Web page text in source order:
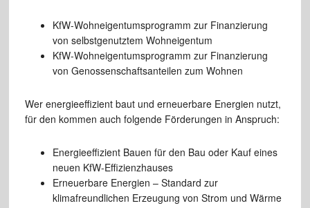
KfW-Wohneigentumsprogramm zur Finanzierung
von selbstgenutztem Wohneigentum
KfW-Wohneigentumsprogramm zur Finanzierung
von Genossenschaftsanteilen zum Wohnen
Wer energieeffizient baut und erneuerbare Energien nutzt,
für den kommen auch folgende Förderungen in Anspruch:
Energieeffizient Bauen für den Bau oder Kauf eines
neuen KfW-Effizienzhauses
Erneuerbare Energien – Standard zur
klimafreundlichen Erzeugung von Strom und Wärme